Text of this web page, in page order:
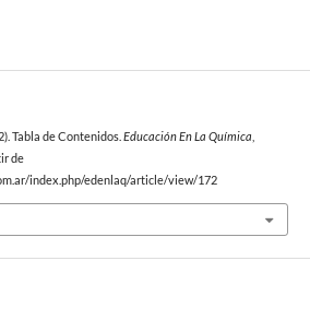
Tabla de Contenidos. Educación En La Química
de
index.php/edenlaq/article/view/172